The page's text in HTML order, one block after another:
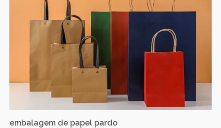
embalagem de papel pardo